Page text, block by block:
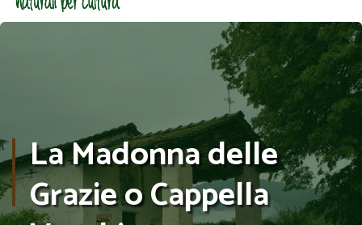
La Madonna delle
Grazie o Cappella